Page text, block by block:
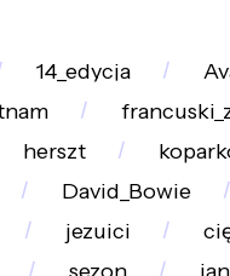
14_edycja
herszt
David_Bowie
jezuici